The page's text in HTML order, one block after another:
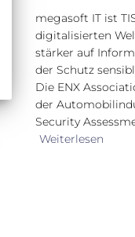
megasoft IT ist
digitalisierten
stärker auf
der Schutz
Die ENX
der
Security
Weiterlesen